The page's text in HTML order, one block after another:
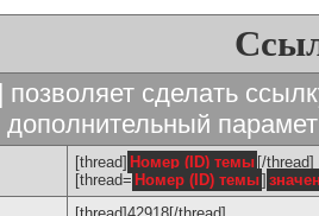
позволяет сделать
дополнительный
[thread] Номер (ID) темы [/thread]
[thread= Номер (ID) темы]